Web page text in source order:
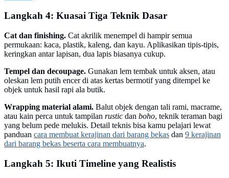
Langkah 4: Kuasai Tiga Teknik Dasar
Cat dan finishing. Cat akrilik menempel di hampir semua
permukaan: kaca, plastik, kaleng, dan kayu. Aplikasikan tipis-tipis,
keringkan antar lapisan, dua lapis biasanya cukup.
Tempel dan decoupage. Gunakan lem tembak untuk aksen, atau
oleskan lem putih encer di atas kertas bermotif yang ditempel ke
objek untuk hasil rapi ala butik.
Wrapping material alami. Balut objek dengan tali rami, macrame,
atau kain perca untuk tampilan rustic dan boho, teknik teraman bagi
yang belum pede melukis. Detail teknis bisa kamu pelajari lewat
panduan cara membuat kerajinan dari barang bekas dan 9 kerajinan
dari barang bekas beserta cara membuatnya.
Langkah 5: Ikuti Timeline yang Realistis